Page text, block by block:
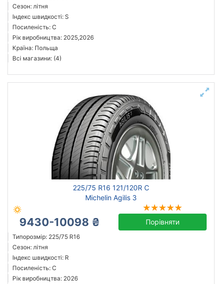
Сезон: літня
Індекс швидкості: S
Посиленість: C
Рік виробництва: 2025,2026
Країна: Польща
Всі магазини: (4)
225/75 R16 121/120R C
Michelin Agilis 3
9430-10098 ₴ Порівняти
Типорозмір: 225/75 R16
Сезон: літня
Індекс швидкості: R
Посиленість: C
Рік виробництва: 2026